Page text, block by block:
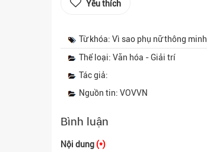
Yêu thích
Từ khóa: Vì sao phụ nữ thông
Thể loại: Văn hóa - Giải trí
Tác giả:
Nguồn tin: VOVVN
Bình luận
Nội dung (*)